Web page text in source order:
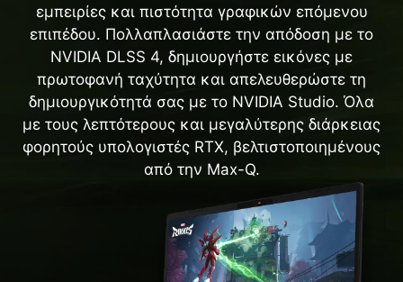
εμπειρίες και πιστότητα γραφικών επόμενου
επιπέδου. Πολλαπλασιάστε την απόδοση με το
NVIDIA DLSS 4, δημιουργήστε εικόνες με
πρωτοφανή ταχύτητα και απελευθερώστε τη
δημιουργικότητά σας με το NVIDIA Studio. Όλα
με τους λεπτότερους και μεγαλύτερης διάρκειας
φορητούς υπολογιστές RTX, βελτιστοποιημένους
από την Max-Q.